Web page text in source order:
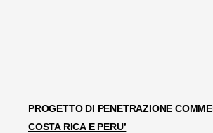
PROGETTO DI PENETRAZIONE
COSTA RICA E PERU’